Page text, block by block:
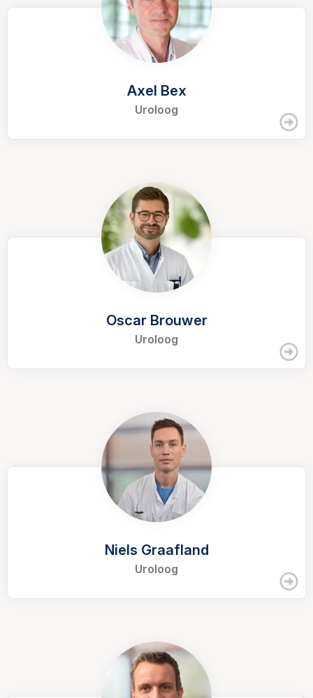
Axel Bex
Uroloog
Oscar Brouwer
Uroloog
Niels Graafland
Uroloog